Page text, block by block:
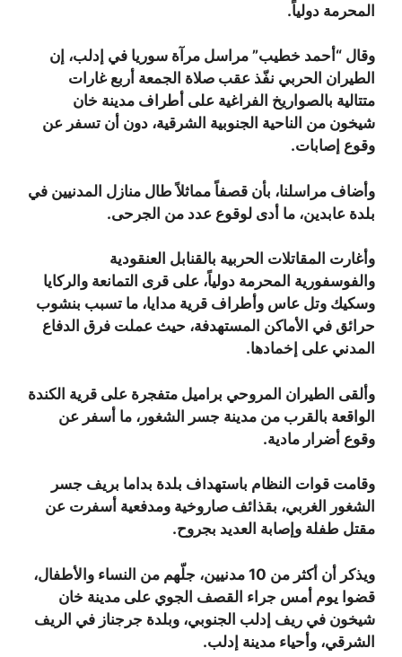
المحرمة دولياً.
وقال “أحمد خطيب” مراسل مرآة سوريا في إدلب، إن
الطيران الحربي نفّذ عقب صلاة الجمعة أربع غارات
متتالية بالصواريخ الفراغية على أطراف مدينة خان
شيخون من الناحية الجنوبية الشرقية، دون أن تسفر عن
وقوع إصابات.
وأضاف مراسلنا، بأن قصفاً مماثلاً طال منازل المدنيين في
بلدة عابدين، ما أدى لوقوع عدد من الجرحى.
وأغارت المقاتلات الحربية بالقنابل العنقودية
والفوسفورية المحرمة دولياً، على قرى التمانعة والركايا
وسكيك وتل عاس وأطراف قرية مدايا، ما تسبب بنشوب
حرائق في الأماكن المستهدفة، حيث عملت فرق الدفاع
المدني على إخمادها.
وألقى الطيران المروحي براميل متفجرة على قرية الكندة
الواقعة بالقرب من مدينة جسر الشغور، ما أسفر عن
وقوع أضرار مادية.
وقامت قوات النظام باستهداف بلدة بداما بريف جسر
الشغور الغربي، بقذائف صاروخية ومدفعية أسفرت عن
مقتل طفلة وإصابة العديد بجروح.
ويذكر أن أكثر من 10 مدنيين، جلّهم من النساء والأطفال،
قضوا يوم أمس جراء القصف الجوي على مدينة خان
شيخون في ريف إدلب الجنوبي، وبلدة جرجناز في الريف
الشرقي، وأحياء مدينة إدلب.